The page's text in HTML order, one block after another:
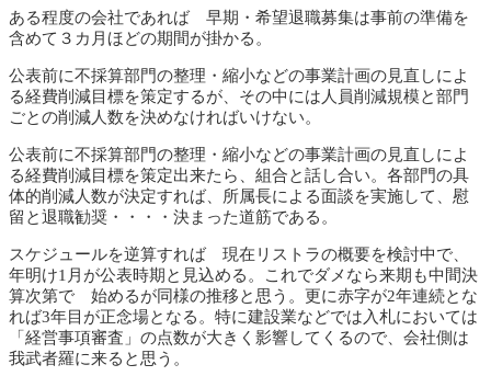
ある程度の会社であれば 早期・希望退職募集は事前の準備を
含めて３カ月ほどの期間が掛かる。
公表前に不採算部門の整理・縮小などの事業計画の見直しによ
る経費削減目標を策定するが、その中には人員削減規模と部門
ごとの削減人数を決めなければいけない。
公表前に不採算部門の整理・縮小などの事業計画の見直しによ
る経費削減目標を策定出来たら、組合と話し合い。各部門の具
体的削減人数が決定すれば、所属長による面談を実施して、慰
留と退職勧奨・・・・決まった道筋である。
スケジュールを逆算すれば 現在リストラの概要を検討中で、
年明け1月が公表時期と見込める。これでダメなら来期も中間決
算次第で 始めるが同様の推移と思う。更に赤字が2年連続とな
れば3年目が正念場となる。特に建設業などでは入札においては
「経営事項審査」の点数が大きく影響してくるので、会社側は
我武者羅に来ると思う。